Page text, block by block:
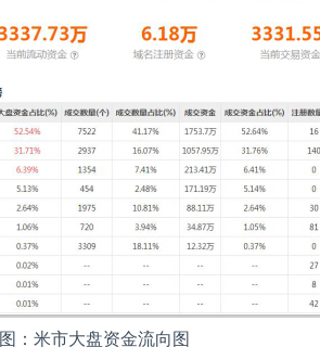
图：米市大盘资金流向图